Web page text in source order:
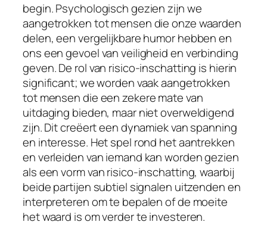
begin. Psychologisch gezien zijn we
aangetrokken tot mensen die onze waarden
delen, een vergelijkbare humor hebben en
ons een gevoel van veiligheid en verbinding
geven. De rol van risico-inschatting is hierin
significant; we worden vaak aangetrokken
tot mensen die een zekere mate van
uitdaging bieden, maar niet overweldigend
zijn. Dit creëert een dynamiek van spanning
en interesse. Het spel rond het aantrekken
en verleiden van iemand kan worden gezien
als een vorm van risico-inschatting, waarbij
beide partijen subtiel signalen uitzenden en
interpreteren om te bepalen of de moeite
het waard is om verder te investeren.